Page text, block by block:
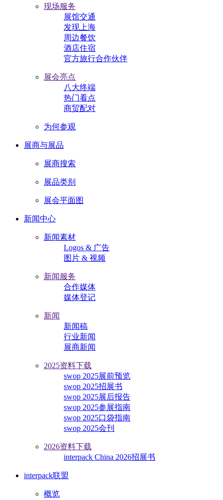
现场服务
展馆交通
发现上海
周边餐饮
酒店住宿
官方旅行合作伙伴
展会亮点
八大终端
热门看点
商贸配对
为何参观
展商与展品
展商搜索
展品类别
展会平面图
新闻中心
新闻素材
Logos & 广告
图片 & 视频
新闻服务
合作媒体
媒体登记
新闻
新闻稿
行业新闻
展商新闻
2025资料下载
swop 2025展前预览
swop 2025招展书
swop 2025展后报告
swop 2025参展指南
swop 2025口袋指南
swop 2025会刊
2026资料下载
interpack China 2026招展书
interpack联盟
概览